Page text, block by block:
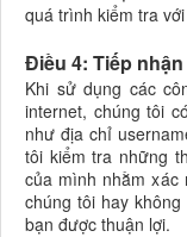
quá trình kiểm tra
Điều 4: Tiếp
Khi sử dụng các
internet, chúng tôi
như địa chỉ
tôi kiểm tra những
của mình nhằm xác
chúng tôi hay
bạn được thuận lợi.